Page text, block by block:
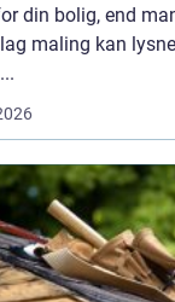
din bolig, end
maling kan lysne